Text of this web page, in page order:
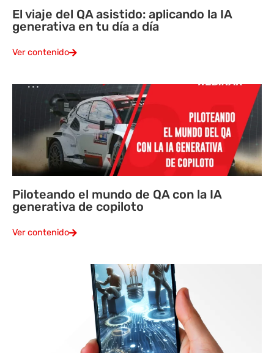
El viaje del QA asistido: aplicando la IA
generativa en tu día a día
Ver contenido
Piloteando el mundo de QA con la IA
generativa de copiloto
Ver contenido